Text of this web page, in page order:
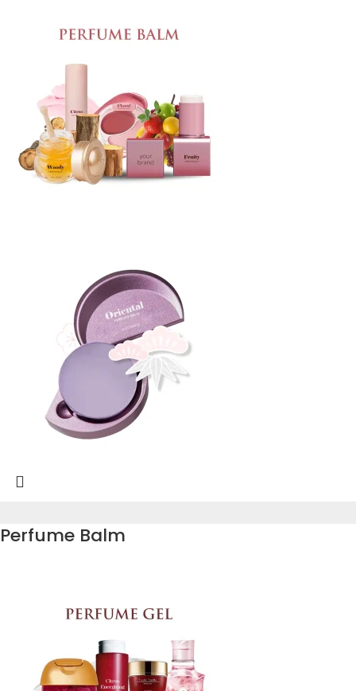
Perfume Balm